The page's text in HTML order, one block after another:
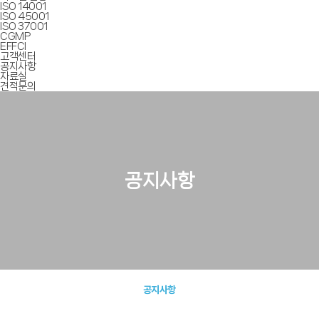
ISO 14001
ISO 45001
ISO 37001
CGMP
EFFCI
고객센터
공지사항
자료실
견적문의
공지사항
공지사항